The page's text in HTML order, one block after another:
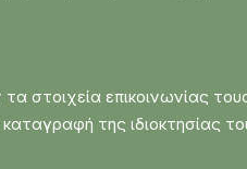
τα στοιχεία επικοινωνίας
της ιδιοκτησίας